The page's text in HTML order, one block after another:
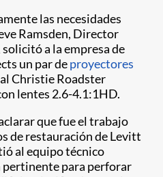
las necesidades
Ramsden, Director
solicitó a la empresa de
un par deproyectores
Christie Roadster
lentes 2.6-4.1:1HD.
que fue el trabajo
de restauración de Levitt
al equipo técnico
para perforar